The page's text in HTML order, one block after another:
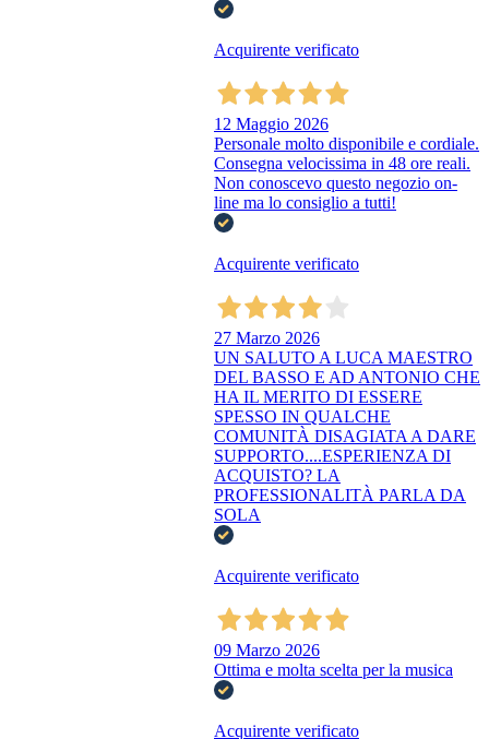
Acquirente verificato
12 Maggio 2026
Personale molto disponibile e cordiale.
Consegna velocissima in 48 ore reali.
Non conoscevo questo negozio on-
line ma lo consiglio a tutti!
Acquirente verificato
27 Marzo 2026
UN SALUTO A LUCA MAESTRO
DEL BASSO E AD ANTONIO CHE
HA IL MERITO DI ESSERE
SPESSO IN QUALCHE
COMUNITÀ DISAGIATA A DARE
SUPPORTO....ESPERIENZA DI
ACQUISTO? LA
PROFESSIONALITÀ PARLA DA
SOLA
Acquirente verificato
09 Marzo 2026
Ottima e molta scelta per la musica
Acquirente verificato